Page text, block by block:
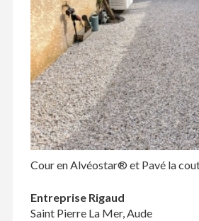
Cour en Alvéostar® et Pavé la
Entreprise Rigaud
Saint Pierre La Mer, Aude